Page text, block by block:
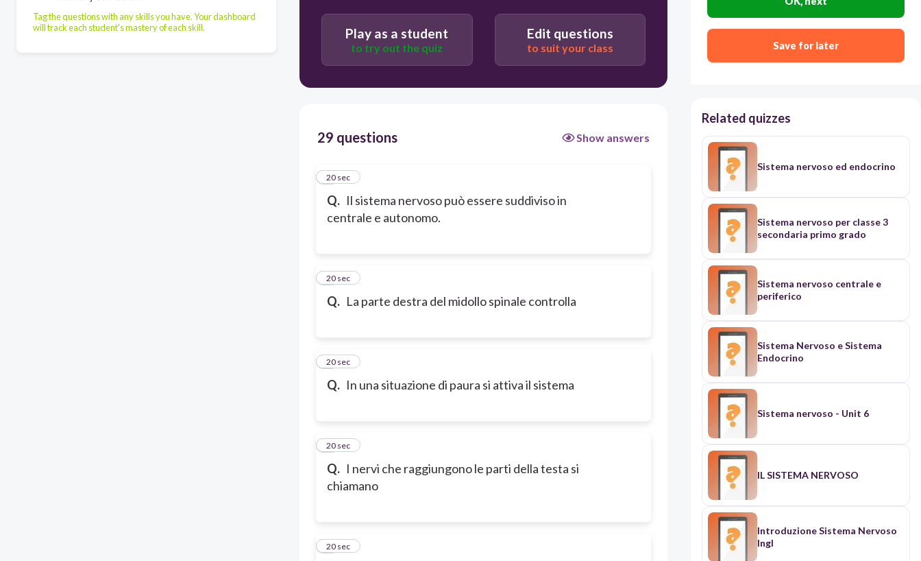
Tag the questions with any skills you have. Your dashboard
will track each student's mastery of each skill.
Play as a student
to try out the quiz
Edit questions
to suit your class
29 questions Show answers
Q. Il sistema nervoso può essere suddiviso in
centrale e autonomo.
1
20 sec
Q. La parte destra del midollo spinale controlla
2
20 sec
Q. In una situazione di paura si attiva il sistema
3
20 sec
Q. I nervi che raggiungono le parti della testa si
chiamano
4
20 sec
5
20 sec
Save for later
Related quizzes
Sistema nervoso ed endocrino
Sistema nervoso per classe 3
secondaria primo grado
Sistema nervoso centrale e
periferico
Sistema Nervoso e Sistema
Endocrino
Sistema nervoso - Unit 6
IL SISTEMA NERVOSO
Introduzione Sistema Nervoso
Ingl